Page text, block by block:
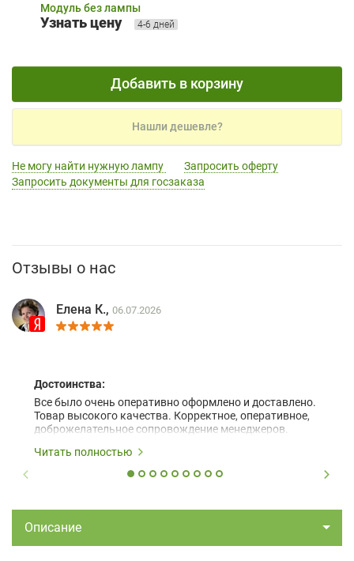
Модуль без лампы
Узнать цену 4-6 дней
Добавить в корзину
Нашли дешевле?
Не могу найти нужную лампу
Запросить оферту
Запросить документы для госзаказа
Отзывы о нас
Елена К., 06.07.2026
Достоинства:
Все было очень оперативно оформлено и доставлено.
Товар высокого качества. Корректное, оперативное,
доброжелательное сопровождение менеджеров.
Читать полностью
Описание